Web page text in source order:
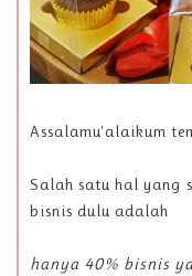
Assalamu'alaikum
Salah satu hal yang
bisnis dulu adalah
hanya 40% bisnis